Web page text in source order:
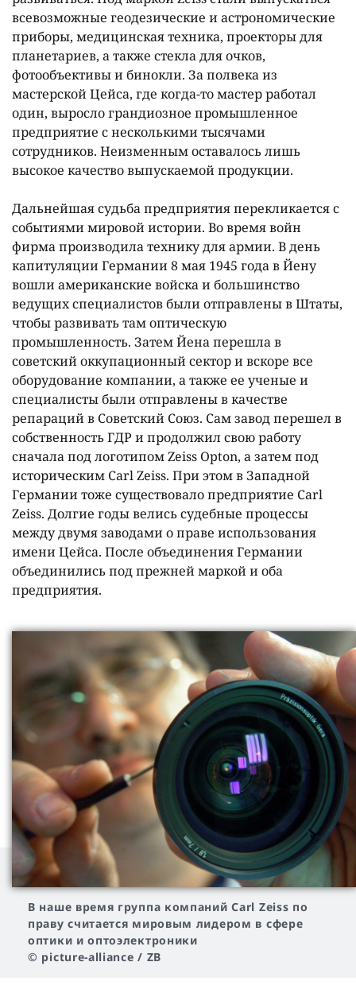
всевозможные геодезические и астрономические
приборы, медицинская техника, проекторы для
планетариев, а также стекла для очков,
фотообъективы и бинокли. За полвека из
мастерской Цейса, где когда-то мастер работал
один, выросло грандиозное промышленное
предприятие с несколькими тысячами
сотрудников. Неизменным оставалось лишь
высокое качество выпускаемой продукции.
Дальнейшая судьба предприятия перекликается с
событиями мировой истории. Во время войн
фирма производила технику для армии. В день
капитуляции Германии 8 мая 1945 года в Йену
вошли американские войска и большинство
ведущих специалистов были отправлены в Штаты,
чтобы развивать там оптическую
промышленность. Затем Йена перешла в
советский оккупационный сектор и вскоре все
оборудование компании, а также ее ученые и
специалисты были отправлены в качестве
репараций в Советский Союз. Сам завод перешел в
собственность ГДР и продолжил свою работу
сначала под логотипом Zeiss Opton, а затем под
историческим Carl Zeiss. При этом в Западной
Германии тоже существовало предприятие Carl
Zeiss. Долгие годы велись судебные процессы
между двумя заводами о праве использования
имени Цейса. После объединения Германии
объединились под прежней маркой и оба
предприятия.
В наше время группа компаний Carl Zeiss по
праву считается мировым лидером в сфере
оптики и оптоэлектроники
© picture-alliance / ZB